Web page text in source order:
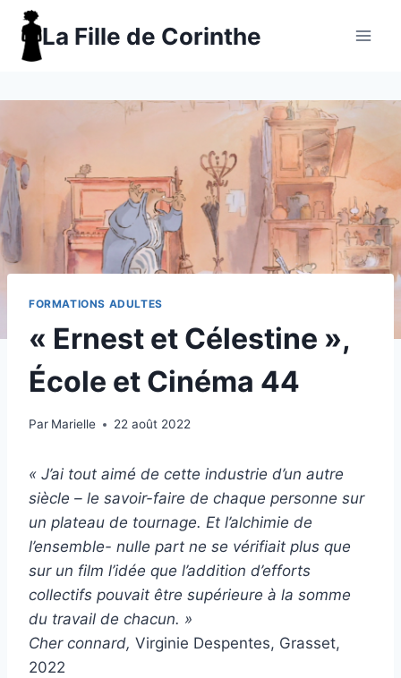
Aller
contenu
La Fille de Corinthe
FORMATIONS ADULTES
« Ernest et Célestine »,
École et Cinéma 44
Par Marielle 22 août 2022
« J’ai tout aimé de cette industrie d’un autre
siècle – le savoir-faire de chaque personne sur
un plateau de tournage. Et l’alchimie de
l’ensemble- nulle part ne se vérifiait plus que
sur un film l’idée que l’addition d’efforts
collectifs pouvait être supérieure à la somme
du travail de chacun. »
Cher connard, Virginie Despentes, Grasset,
2022